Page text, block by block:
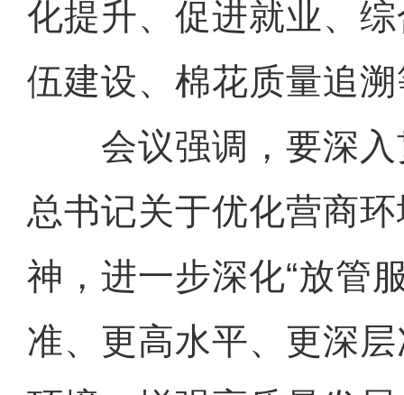
化提升、促进就业、
伍建设、棉花质量追
会议强调，要深入
总书记关于优化营商
神，进一步深化“放管
准、更高水平、更深